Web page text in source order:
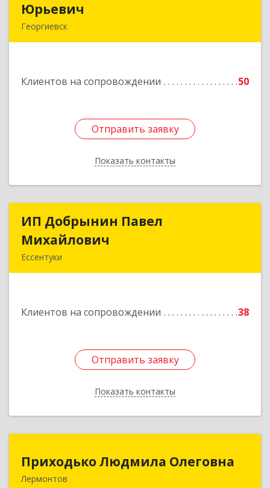
Юрьевич
Георгиевск
Клиентов на сопровождении 50
Отправить заявку
Показать контакты
Отправить заявку
Назад
ИП Добрынин Павел
Михайлович
Ессентуки
Клиентов на сопровождении 38
Отправить заявку
Показать контакты
ИП Добрынин Павел
Отправить заявку
Назад
Приходько Людмила Олеговна
Лермонтов
357341, Лермонтов г, П.Лумумбы ул, дом №